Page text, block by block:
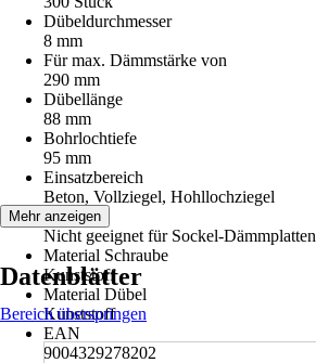
Dübeldurchmesser
8 mm
Für max. Dämmstärke von
290 mm
Dübellänge
88 mm
Bohrlochtiefe
95 mm
Einsatzbereich
Beton, Vollziegel, Hohllochziegel
Hinweis
Nicht geeignet für Sockel-Dämmplatten
Material Schraube
Kunststoff
Material Dübel
Kunststoff
EAN
9004329278202
Mehr anzeigen
Datenblätter
Bereich überspringen